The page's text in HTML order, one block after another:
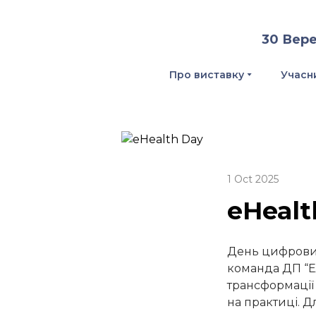
30
Про виставку
1 Oct 2025
День
команда ДП
на практиці.